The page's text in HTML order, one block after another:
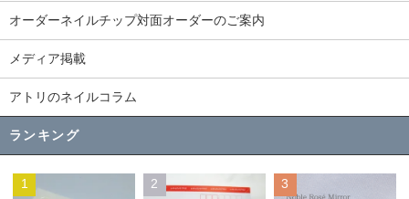
オーダーネイルチップ対面オーダーのご案内
メディア掲載
アトリのネイルコラム
ランキング
1 2 3